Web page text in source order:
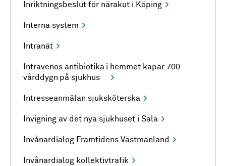
Inriktningsbeslut för närakut i Köping
Interna system
Intranät
Intravenös antibiotika i hemmet kapar 700
vårddygn på sjukhus
Intresseanmälan sjuksköterska
Invigning av det nya sjukhuset i Sala
Invånardialog Framtidens Västmanland
Invånardialog kollektivtrafik